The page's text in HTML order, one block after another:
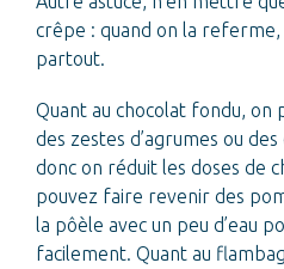
crêpe : quand on la
partout.
Quant au chocolat fondu,
des zestes d’agrumes ou
donc on réduit les doses de
pouvez faire revenir des
la pôèle avec un peu d’eau
facilement. Quant au